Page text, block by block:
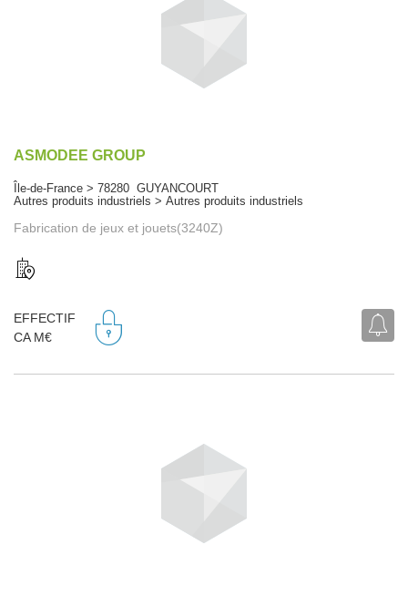
ASMODEE GROUP
Île-de-France > 78280 GUYANCOURT
Autres produits industriels > Autres produits industriels
Fabrication de jeux et jouets(3240Z)
EFFECTIF
CA M€